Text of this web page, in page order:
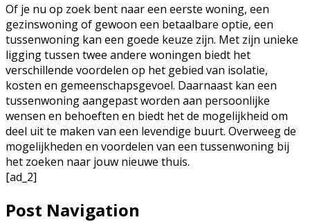
Of je nu op zoek bent naar een eerste woning, een
gezinswoning of gewoon een betaalbare optie, een
tussenwoning kan een goede keuze zijn. Met zijn unieke
ligging tussen twee andere woningen biedt het
verschillende voordelen op het gebied van isolatie,
kosten en gemeenschapsgevoel. Daarnaast kan een
tussenwoning aangepast worden aan persoonlijke
wensen en behoeften en biedt het de mogelijkheid om
deel uit te maken van een levendige buurt. Overweeg de
mogelijkheden en voordelen van een tussenwoning bij
het zoeken naar jouw nieuwe thuis.
[ad_2]
Post Navigation